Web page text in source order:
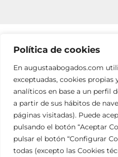
Política de cookies
En augustaabogados.com
exceptuadas, cookies propias
analíticos en base a un perfil
a partir de sus hábitos de
páginas visitadas). Puede
pulsando el botón “Aceptar
pulsar el botón “Configurar
todas (excepto las Cookies
SUSCRÍBETE A
RELLENA EL